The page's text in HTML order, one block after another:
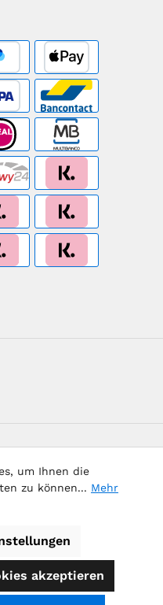
um Ihnen die
zu können... Mehr
akzeptieren